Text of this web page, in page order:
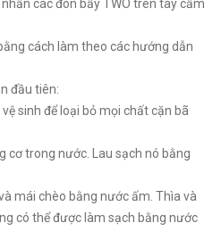
các đòn bẩy TWO trên tay cầm
cách làm theo các hướng dẫn
đầu tiên:
sinh để loại bỏ mọi chất cặn bã
cơ trong nước. Lau sạch nó bằng
mái chèo bằng nước ấm. Thìa và
có thể được làm sạch bằng nước